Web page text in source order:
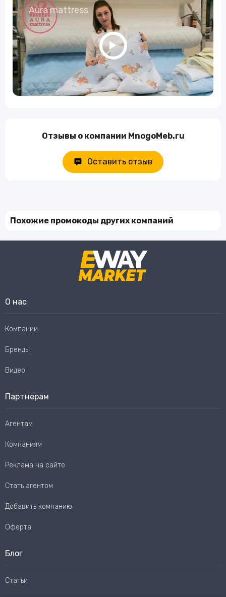
Aura mattress
Отзывы о компании MnogoMeb.ru
Оставить отзыв
Похожие промокоды других компаний
О нас
Компании
Бренды
Видео
Партнерам
Агентам
Компаниям
Реклама на сайте
Стать агентом
Добавить компанию
Оферта
Блог
Статьи